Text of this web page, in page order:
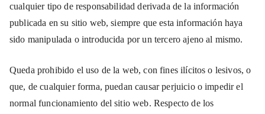
cualquier tipo de responsabilidad derivada de la información
publicada en su sitio web, siempre que esta información haya
sido manipulada o introducida por un tercero ajeno al mismo.
Queda prohibido el uso de la web, con fines ilícitos o lesivos, o
que, de cualquier forma, puedan causar perjuicio o impedir el
normal funcionamiento del sitio web. Respecto de los